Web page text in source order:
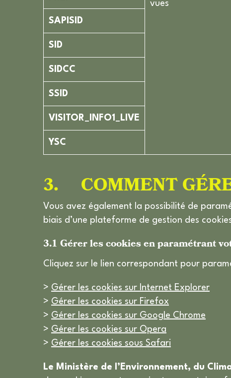
vues
SAPISID
SID
SIDCC
SSID
VISITOR_INFO1_LIVE
YSC
3. COMMENT
Vous avez également la possibilité de
biais d’une plateforme de gestion des
3.1 Gérer les cookies en paramétrant
Cliquez sur le lien correspondant pour
> Gérer les cookies sur Internet Explorer
> Gérer les cookies sur Firefox
> Gérer les cookies sur Google Chrome
> Gérer les cookies sur Opera
> Gérer les cookies sous Safari
Le Ministère de l’Environnement, du